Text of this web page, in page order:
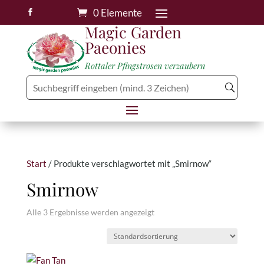
 0 Elemente
Magic Garden
Paeonies
Rottaler Pfingstrosen verzaubern
Start / Produkte verschlagwortet mit „Smirnow“
Smirnow
Alle 3 Ergebnisse werden angezeigt